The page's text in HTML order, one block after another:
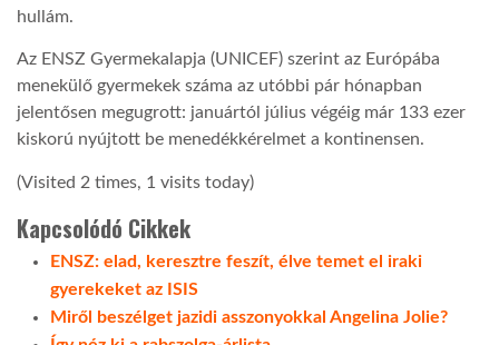
hullám.
Az ENSZ Gyermekalapja (UNICEF) szerint az Európába
menekülő gyermekek száma az utóbbi pár hónapban
jelentősen megugrott: januártól július végéig már 133 ezer
kiskorú nyújtott be menedékkérelmet a kontinensen.
(Visited 2 times, 1 visits today)
Kapcsolódó Cikkek
ENSZ: elad, keresztre feszít, élve temet el iraki
gyerekeket az ISIS
Miről beszélget jazidi asszonyokkal Angelina Jolie?